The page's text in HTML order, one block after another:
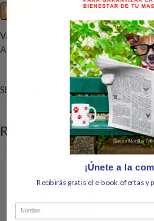
Valoraciones
Aún no hay reseñas
Shipping & Delivery
RELATED PRODUCTS
¡Únete a la
Recibirás gratis el e-book,ofertas y
Nombre